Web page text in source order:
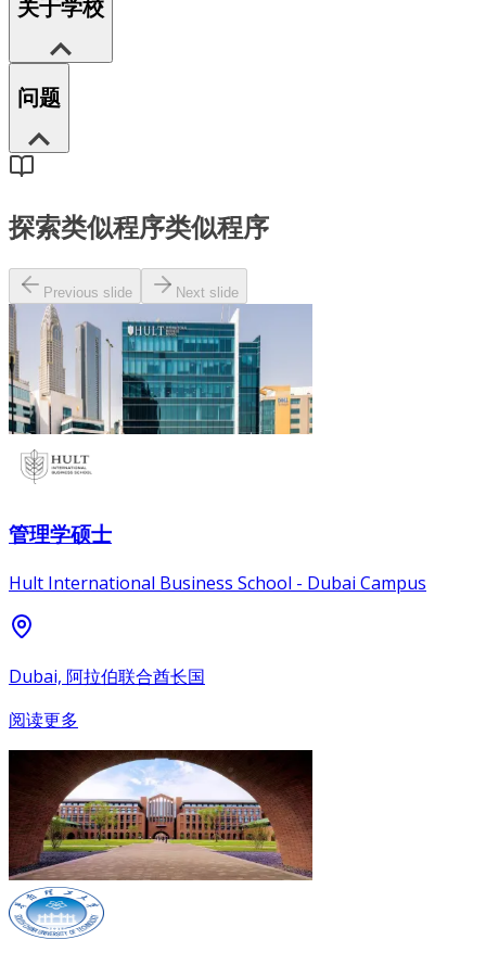
关于学校
问题
探索类似程序类似程序
Previous slide Next slide
管理学硕士
Hult International Business School - Dubai Campus
Dubai, 阿拉伯联合酋长国
阅读更多